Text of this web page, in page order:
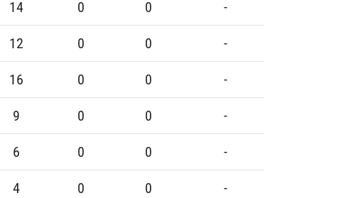
14 0 0 -
12 0 0 -
16 0 0 -
9 0 0 -
6 0 0 -
4 0 0 -